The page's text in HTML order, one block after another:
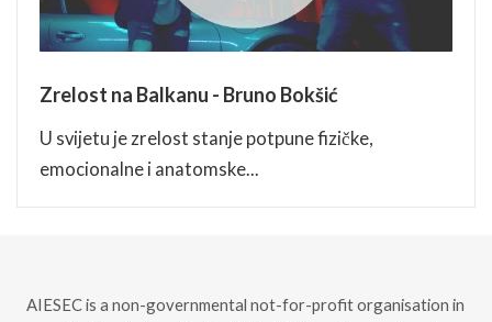
Zrelost na Balkanu - Bruno Bokšić
U svijetu je zrelost stanje potpune fizičke,
emocionalne i anatomske...
AIESEC is a non-governmental not-for-profit organisation in